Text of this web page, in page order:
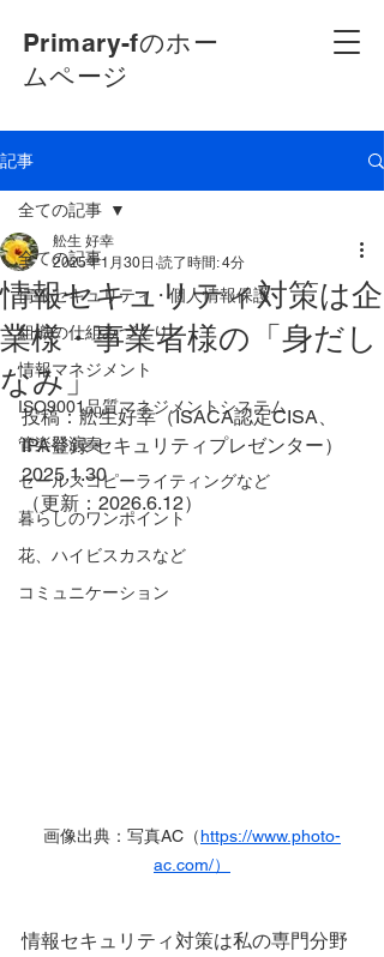
Primary-fのホー
ムページ
記事
全ての記事
情報セキュリティ・個人情報保護
組織の仕組みづくり
情報マネジメント
ISO9001品質マネジメントシステム
管楽器演奏
セールスコピーライティングなど
暮らしのワンポイント
花、ハイビスカスなど
コミュニケーション
全ての記事
情報セキュリティ対策は企
業様・事業者様の「身だし
なみ」
舩生 好幸
2025年1月30日 読了時間: 4分
投稿：舩生好幸（ISACA認定CISA、
IPA登録 セキュリティプレゼンター）
2025.1.30
（更新：2026.6.12）
画像出典：写真AC（https://www.photo-
ac.com/）
情報セキュリティ対策は私の専門分野